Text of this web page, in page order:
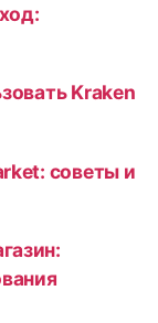
Kraken
советы и